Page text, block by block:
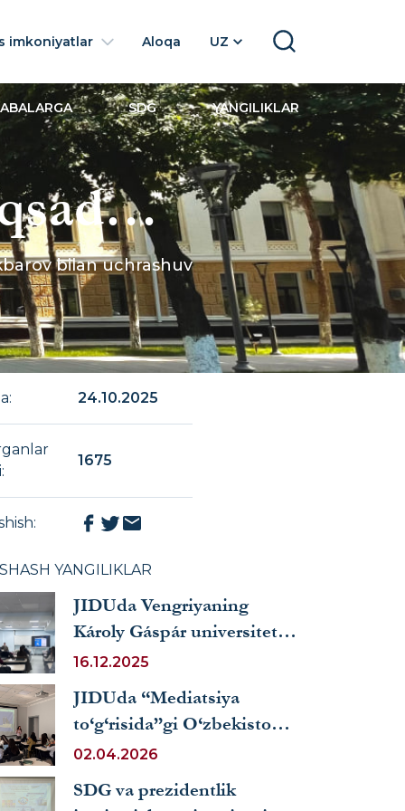
imkoniyatlar Aloqa UZ SEARCH
SDG YANGILIKLAR
bilan uchrashuv
: 24.10.2025
:
1675
:
YANGILIKLAR
JIDUda Vengriyaning
Károly Gáspár universiteti
mutaxassisi tomonidan
16.12.2025
JIDUda “Mediatsiya
to‘g‘risida”gi O‘zbekiston
Respublikasi qonuniga
02.04.2026
SDG va prezidentlik